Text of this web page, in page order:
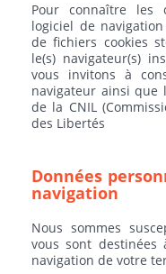
Pour connaître les
logiciel de
de fichiers cookies
le(s) navigateur(s)
vous invitons à
navigateur ainsi que
de la CNIL
des Libertés
Données
navigation
Nous sommes
vous sont
navigation de votre